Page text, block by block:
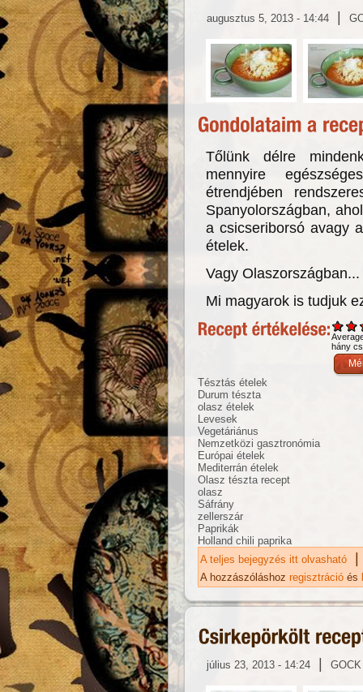
augusztus 5, 2013 - 14:44 |
Tőlünk délre
mennyire
étrendjében
Spanyolországban,
a csicseriborsó avagy
ételek.
Vagy Olaszországban...
Mi magyarok is tudjuk
hány
Tésztás ételek
Durum tészta
olasz ételek
Levesek
Vegetáriánus
Nemzetközi gasztronómia
Európai ételek
Mediterrán ételek
Olasz tészta recept
olasz
Sáfrány
zellerszár
Paprikák
Holland chili paprika
A teljes bejegyzés itt olvasható
|
A hozzászóláshoz regisztráció és
július 23, 2013 - 14:24 | GOCK